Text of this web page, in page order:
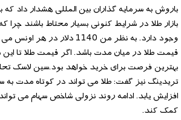
باروش به سرمایه گذاران بین المللی هشدار داد
بازار طلا در شرایط کنونی بسیار محتاط باشند چرا
وجود دارد. به نظر من 1140 دلار
قیمت طلا در میان مدت باشد. اگر قیمت طلا تا
بهترین فرصت برای خرید خواهد بود.سین لاسک
افزایش یابد. ادامه روند نزولی شاخص سهام می
کمک کند.